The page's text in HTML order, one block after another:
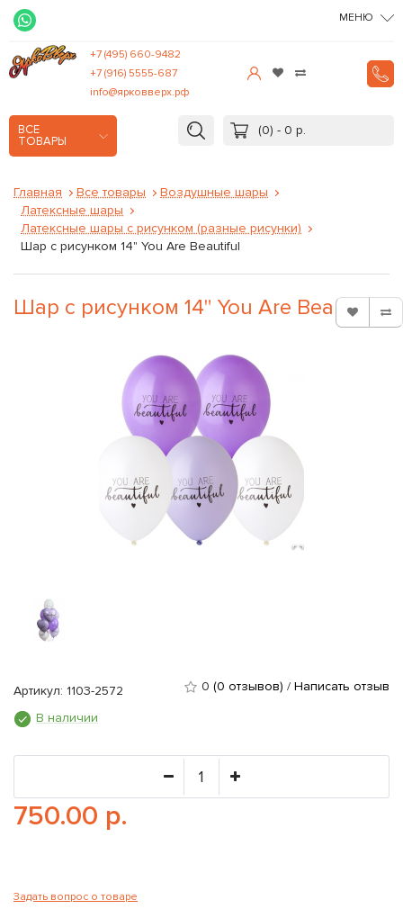
МЕНЮ
+7 (495) 660-9482
+7 (916) 5555-687
info@ярковверх.рф
ВСЕ
ТОВАРЫ
(0) - 0 р.
Главная Все товары
Воздушные шары
Латексные шары
Латексные шары с рисунком (разные рисунки)
Шар с рисунком 14" You Are Beautiful
Шар с рисунком 14" You Are Beautiful
Артикул: 1103-2572 0 (0 отзывов) / Написать отзыв
В наличии
750.00 р.
Задать вопрос о товаре